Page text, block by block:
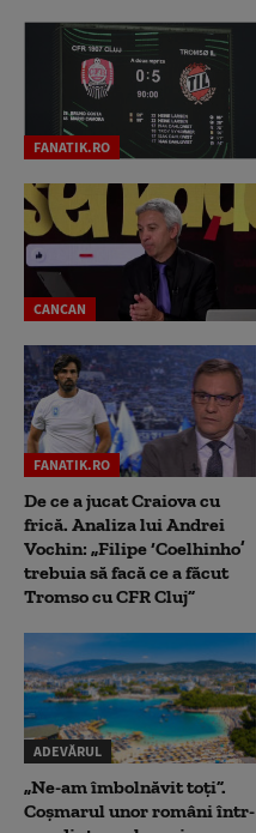
FANATIK.RO
CANCAN
FANATIK.RO
De ce a jucat Craiova cu
frică. Analiza lui Andrei
Vochin: „Filipe ‘Coelhinho’
trebuia să facă ce a făcut
Tromso cu CFR Cluj”
ADEVĂRUL
„Ne-am îmbolnăvit toți”.
Coșmarul unor români într-